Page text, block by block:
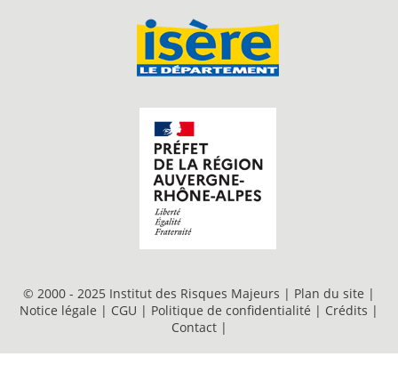
© 2000 - 2025 Institut des Risques Majeurs | Plan du site |
Notice légale | CGU | Politique de confidentialité | Crédits |
Contact |